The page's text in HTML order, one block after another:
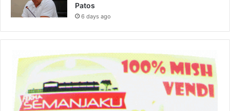
Patos
6 days ago